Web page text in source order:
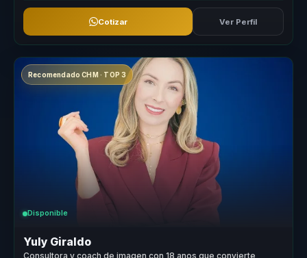
Cotizar Ver Perfil
Recomendado CHM · TOP 3
Disponible
Yuly Giraldo
Consultora y coach de imagen con 18 anos que convierte